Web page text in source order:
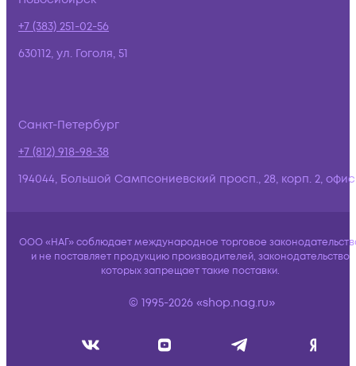
+7 (383) 251-02-56
630112, ул. Гоголя, 51
Санкт-Петербург
+7 (812) 918-98-38
194044, Большой Сампсониевский просп., 28, корп. 2,
ООО «НАГ» соблюдает международное торговое
и не поставляет продукцию производителей, законодательство
которых запрещает такие поставки.
© 1995-2026 «shop.nag.ru»